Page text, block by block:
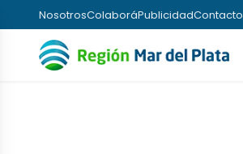
NosotrosColaboráPublicidadContacto